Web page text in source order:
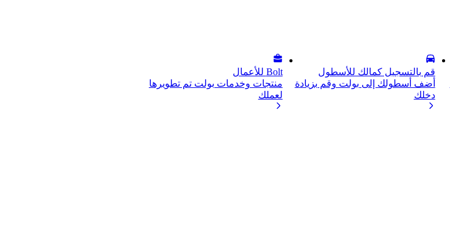
قم بالتسجيل كمالك للأسطول
أضف أسطولك إلى بولت وقم بزيادة
دخلك
Bolt للأعمال
منتجات وخدمات بولت تم تطويرها
لعملك